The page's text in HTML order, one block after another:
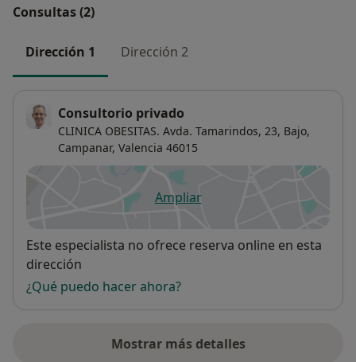
Consultas (2)
Dirección 1 Dirección 2
Consultorio privado
CLINICA OBESITAS. Avda. Tamarindos, 23, Bajo,
Campanar, Valencia 46015
Ampliarse abre en una nueva
Disponibilidad
Este especialista no ofrece reserva online en esta
dirección
¿Qué puedo hacer ahora?
Mostrar más detalles
sobre la dirección